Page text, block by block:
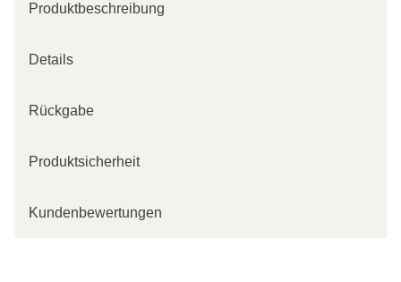
Produktbeschreibung
Details
Rückgabe
Produktsicherheit
Kundenbewertungen